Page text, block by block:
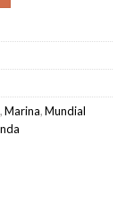
,Marina,Mundial